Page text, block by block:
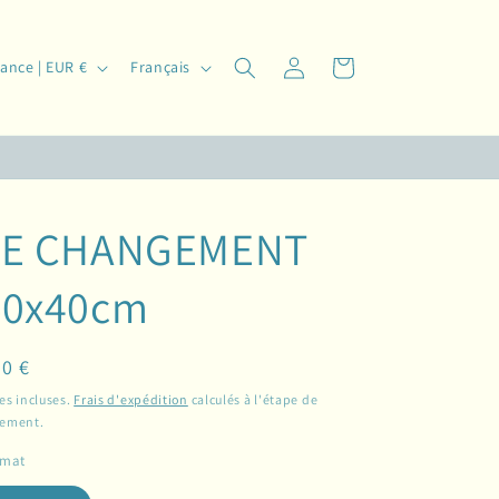
France | EUR €
n
e
Français Connexion Panier
CHANGEMENT
€
incluses. Frais d'expédition calculés à l'étape de